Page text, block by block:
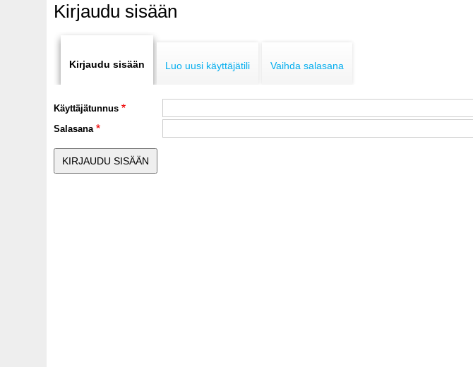
Kirjaudu sisään
tabs
Kirjaudu sisään Luo uusi käyttäjätili Vaihda salasana
Käyttäjätunnus
Salasana